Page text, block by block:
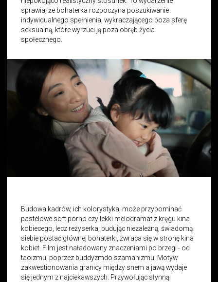
sprawia, że bohaterka rozpoczyna poszukiwanie
indywidualnego spełnienia, wykraczającego poza sferę
seksualną, które wyrzuci ją poza obręb życia
społecznego.
Budowa kadrów, ich kolorystyka, może przypominać
pastelowe soft porno czy lekki melodramat z kręgu kina
kobiecego, lecz reżyserka, budując niezależną, świadomą
siebie postać głównej bohaterki, zwraca się w stronę kina
kobiet. Film jest naładowany znaczeniami po brzegi - od
taoizmu, poprzez buddyzmdo szamanizmu. Motyw
zakwestionowania granicy między snem a jawą wydaje
się jednym z najciekawszych. Przywołując słynną